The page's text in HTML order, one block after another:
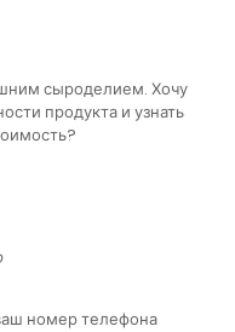
сыроделием. Хочу
продукта и узнать
номер телефона